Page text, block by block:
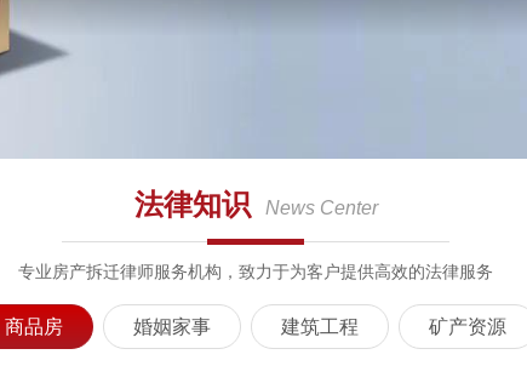
法律知识 News Center
专业房产拆迁律师服务机构，致力于为客户提供高效的法律服务
商品房 婚姻家事 建筑工程 矿产资源